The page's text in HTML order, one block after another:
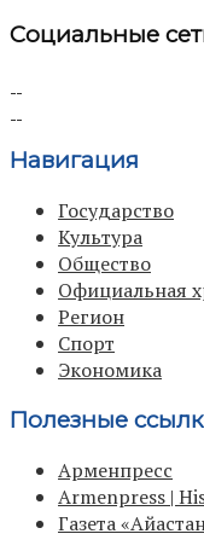
Социальные
Навигация
Государство
Культура
Общество
Официальная
Регион
Спорт
Экономика
Полезные
Арменпресс
Armenpress |
Газета